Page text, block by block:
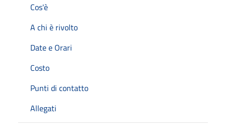
Cos'è
A chi è rivolto
Date e Orari
Costo
Punti di contatto
Allegati